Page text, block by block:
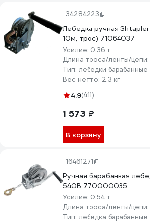
34284223
Лебедка ручная
10м, трос) 71064037
Усилие: 0.36 т
Длина троса/ленты/цепи:
Тип: лебедки барабанные
Вес нетто: 2.3 кг
4.9(411)
1 573 ₽
В корзину
16461271
Ручная барабанная
540B 770000035
Усилие: 0.54 т
Длина троса/ленты/цепи:
Тип: лебедка барабанные